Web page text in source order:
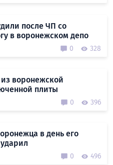
после ЧП со
в воронежском депо
0 328
воронежской
плиты
0 396
в день его
0 496